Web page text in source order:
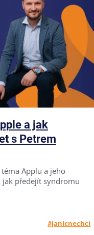
a jak
s Petrem
Applu a jeho
jak předejít syndromu
#janicnechci